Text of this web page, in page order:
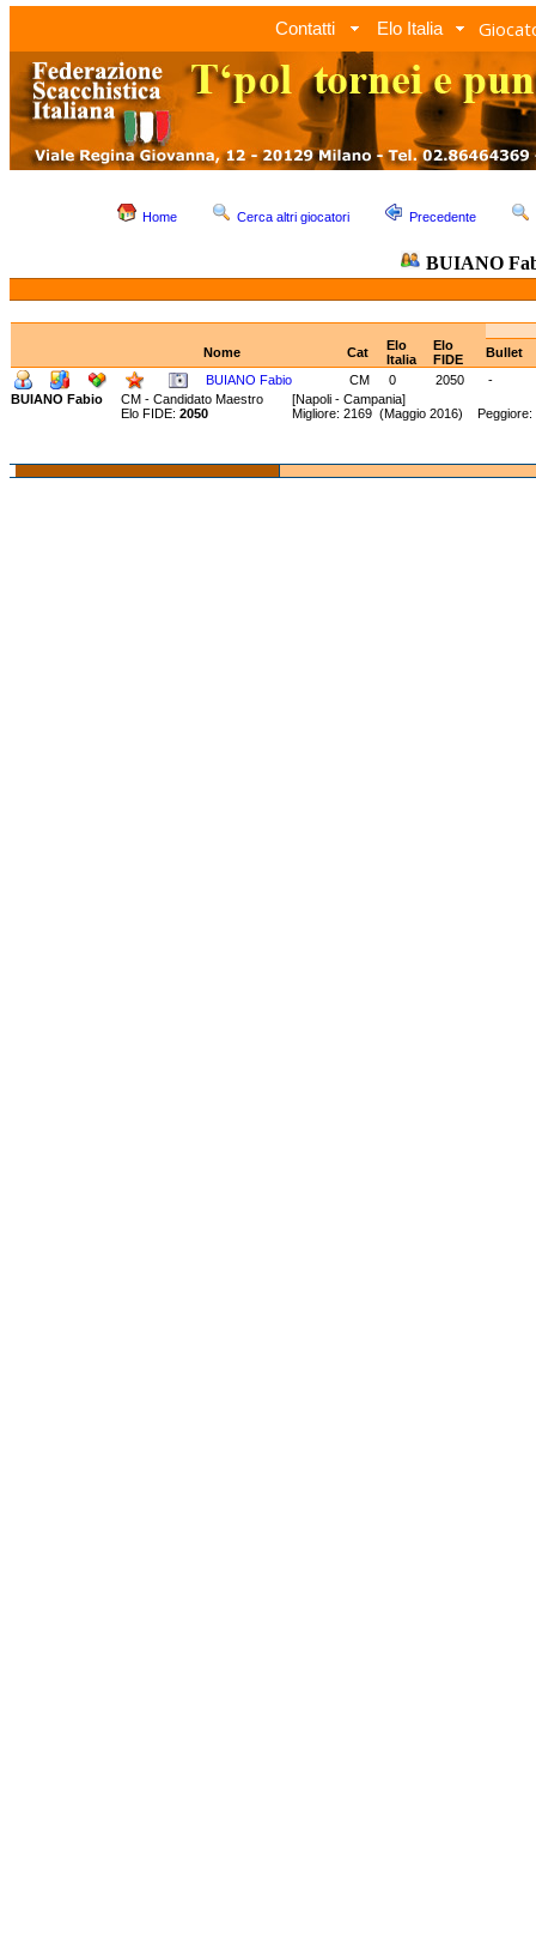
Contatti Elo Italia
Home Cerca altri giocatori Precedente
BUIANO
Nome Cat
Elo
Italia
Elo
FIDE
Bullet
BUIANO Fabio
CM 0 2050
-
BUIANO Fabio
CM - Candidato Maestro [Napoli - Campania]
Elo FIDE: 2050 Migliore: 2169 (Maggio 2016)